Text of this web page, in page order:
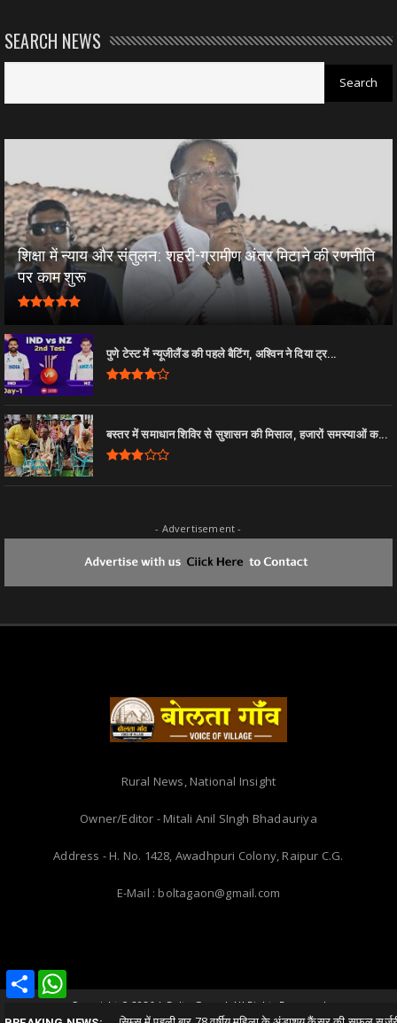
Share
Share
SEARCH NEWS
शिक्षा में न्याय और संतुलन: शहरी-ग्रामीण अंतर मिटाने की रणनीति
पर काम शुरू
पुणे टेस्ट में न्यूजीलैंड की पहले बैटिंग, अश्विन ने दिया ट्र...
बस्तर में समाधान शिविर से सुशासन की मिसाल, हजारों समस्याओं क...
- Advertisement -
Rural News, National Insight
Owner/Editor - Mitali Anil SIngh Bhadauriya
Address - H. No. 1428, Awadhpuri Colony, Raipur C.G.
E-Mail : boltagaon@gmail.com
Copyright ©2026 | Bolta Gaon | All Rights Reserved